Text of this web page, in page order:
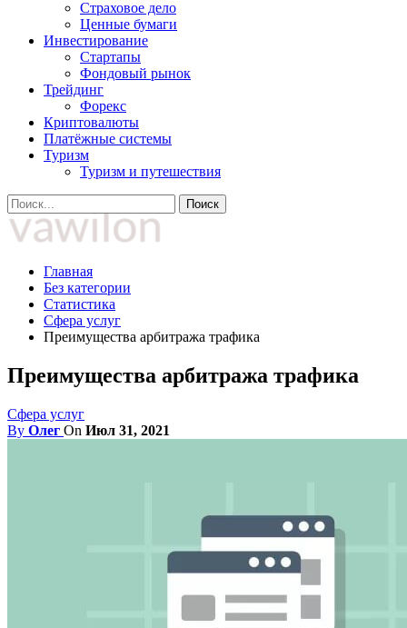
Страховое дело
Ценные бумаги
Инвестирование
Стартапы
Фондовый рынок
Трейдинг
Форекс
Криптовалюты
Платёжные системы
Туризм
Туризм и путешествия
Главная
Без категории
Статистика
Сфера услуг
Преимущества арбитража трафика
Преимущества арбитража трафика
Сфера услуг
By Олег On Июл 31, 2021